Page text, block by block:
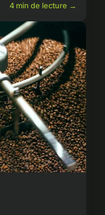
4 min de lecture →